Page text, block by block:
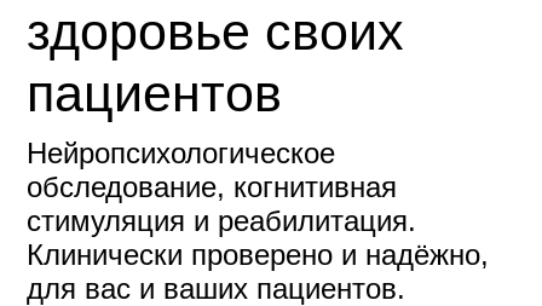
здоровье своих
пациентов
Нейропсихологическое
обследование, когнитивная
стимуляция и реабилитация.
Клинически проверено и надёжно,
для вас и ваших пациентов.